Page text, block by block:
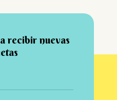
recibir nuevas